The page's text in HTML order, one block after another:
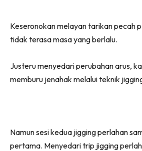
Keseronokan melayan tarikan pecah
tidak terasa masa yang berlalu.
Justeru menyedari perubahan arus,
memburu jenahak melalui teknik
Namun sesi kedua jigging perlahan
pertama. Menyedari trip jigging